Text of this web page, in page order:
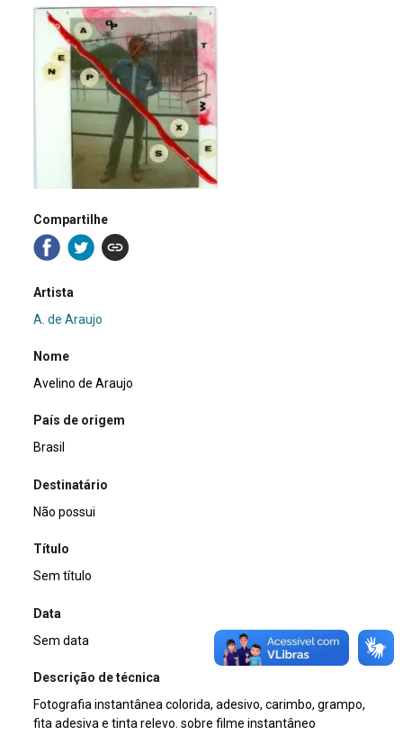
Compartilhe
Artista
A. de Araujo
Nome
Avelino de Araujo
País de origem
Brasil
Destinatário
Não possui
Título
Sem título
Data
Sem data
Descrição de técnica
Fotografia instantânea colorida, adesivo, carimbo, grampo,
fita adesiva e tinta relevo. sobre filme instantâneo